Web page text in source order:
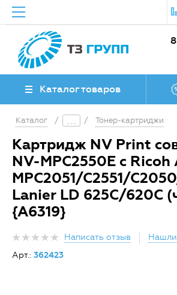
Каталог товаров
Каталог / / Тонер-картриджи
Картридж NV Print
NV-MPC2550E с
MPC2051/C2551/
Lanier LD 625C/620C
{A6319}
Написать отзыв
Арт.: 362423